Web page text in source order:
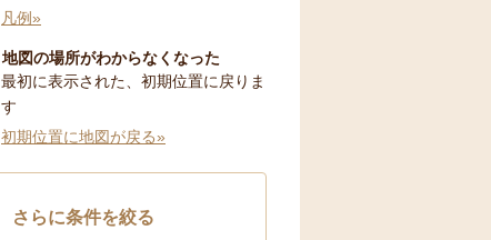
凡例»
地図の場所がわからなくなった
最初に表示された、初期位置に戻りま
す
初期位置に地図が戻る»
さらに条件を絞る